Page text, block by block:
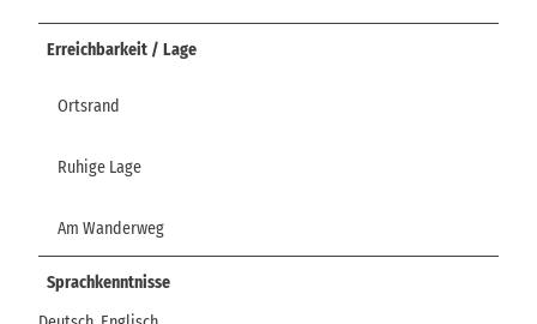
Erreichbarkeit / Lage
Ortsrand
Ruhige Lage
Am Wanderweg
Sprachkenntnisse